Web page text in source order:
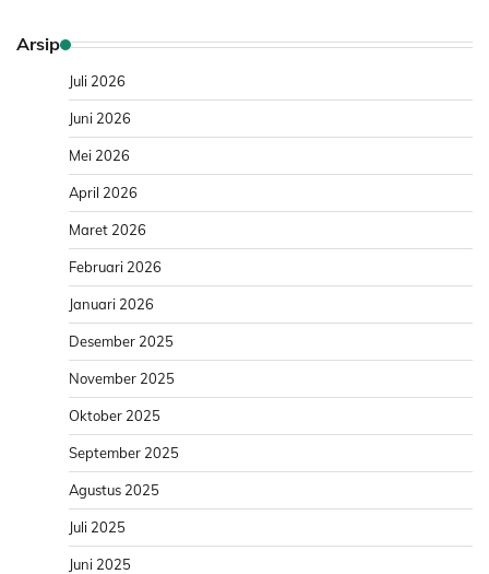
Arsip
Juli 2026
Juni 2026
Mei 2026
April 2026
Maret 2026
Februari 2026
Januari 2026
Desember 2025
November 2025
Oktober 2025
September 2025
Agustus 2025
Juli 2025
Juni 2025